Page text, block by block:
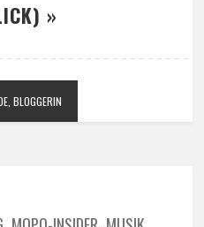
»
BLOGGERIN